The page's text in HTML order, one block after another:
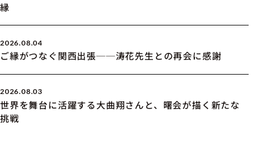
縁
2026.08.04
ご縁がつなぐ関西出張──涛花先生との再会に感謝
2026.08.03
世界を舞台に活躍する大曲翔さんと、曙会が描く新たな
挑戦